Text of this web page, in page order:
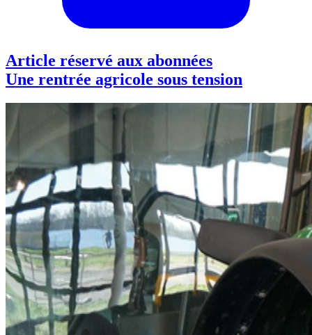
Article réservé aux abonnées
Une rentrée agricole sous tension